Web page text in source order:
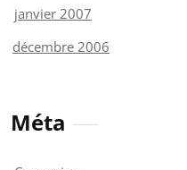
janvier 2007
décembre 2006
Méta